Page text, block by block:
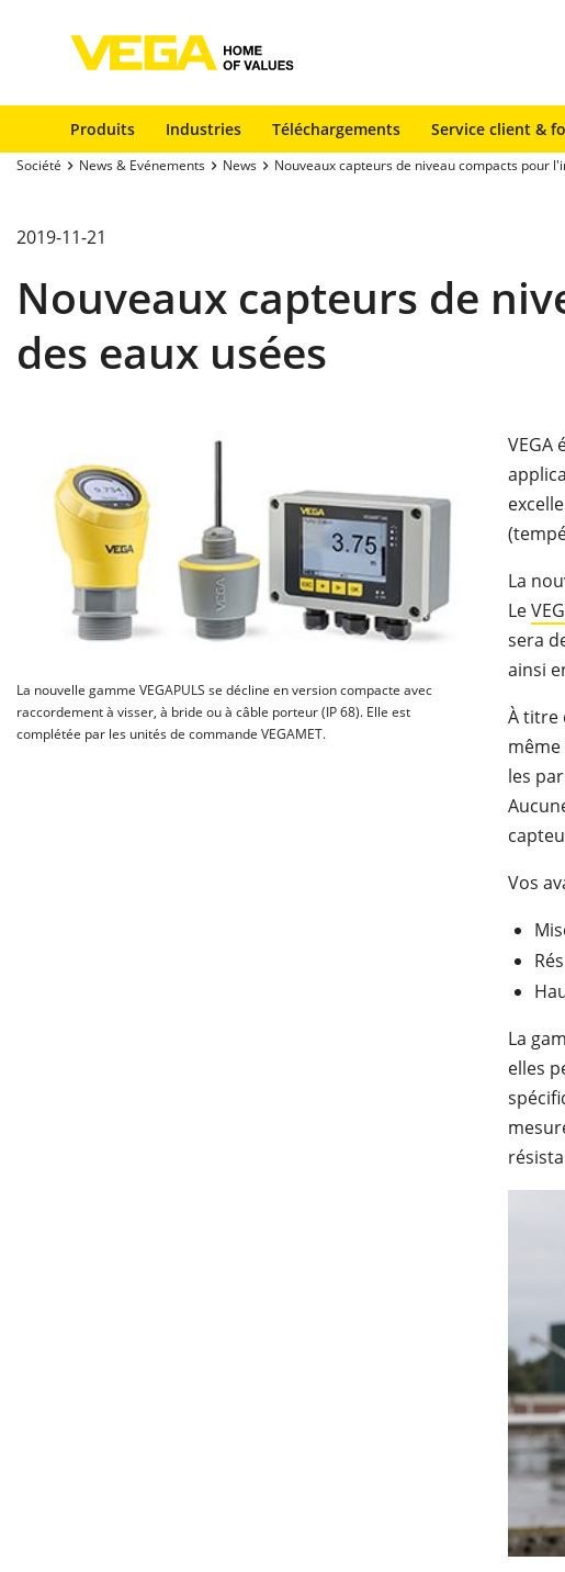
Produits Industries Téléchargements Service client &
Société News & Evénements News Nouveaux capteurs de niveau compacts pour
2019-11-21
Nouveaux capteurs de
des eaux usées
La nouvelle gamme VEGAPULS se décline en version compacte avec
raccordement à visser, à bride ou à câble porteur (IP 68). Elle est
complétée par les unités de commande VEGAMET.
VEGA
La
Le
sera
ainsi
À titre
les
Vos
La
elles